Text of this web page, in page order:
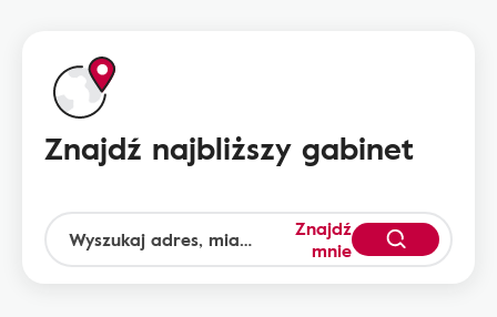
Znajdź najbliższy gabinet
Znajdź
mnie